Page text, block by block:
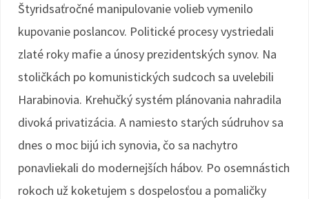
Štyridsaťročné manipulovanie volieb vymenilo
kupovanie poslancov. Politické procesy vystriedali
zlaté roky mafie a únosy prezidentských synov. Na
stoličkách po komunistických sudcoch sa uvelebili
Harabinovia. Krehučký systém plánovania nahradila
divoká privatizácia. A namiesto starých súdruhov sa
dnes o moc bijú ich synovia, čo sa nachytro
ponavliekali do modernejších hábov. Po osemnástich
rokoch už koketujem s dospelosťou a pomaličky